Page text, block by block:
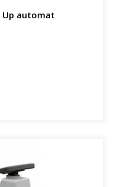
Up automat